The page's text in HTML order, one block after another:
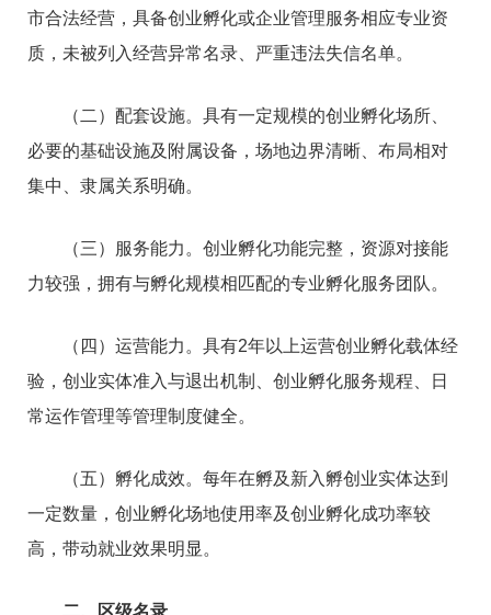
市合法经营，具备创业孵化或企业管理服务相应专业资
质，未被列入经营异常名录、严重违法失信名单。
（二）配套设施。具有一定规模的创业孵化场所、
必要的基础设施及附属设备，场地边界清晰、布局相对
集中、隶属关系明确。
（三）服务能力。创业孵化功能完整，资源对接能
力较强，拥有与孵化规模相匹配的专业孵化服务团队。
（四）运营能力。具有2年以上运营创业孵化载体经
验，创业实体准入与退出机制、创业孵化服务规程、日
常运作管理等管理制度健全。
（五）孵化成效。每年在孵及新入孵创业实体达到
一定数量，创业孵化场地使用率及创业孵化成功率较
高，带动就业效果明显。
二、区级名录